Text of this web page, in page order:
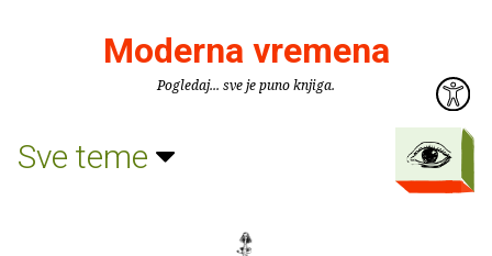
Moderna vremena
Pogledaj... sve je puno knjiga.
Sve teme